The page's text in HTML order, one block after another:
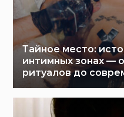
Тайное место:
интимных зонах —
ритуалов до